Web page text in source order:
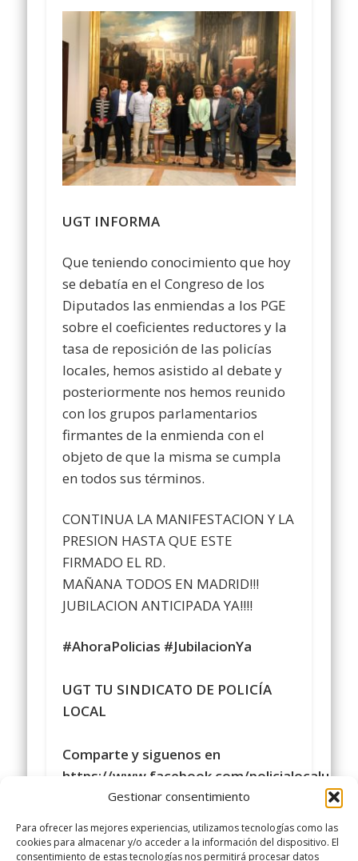
Gestionar consentimiento
Para ofrecer las mejores experiencias, utilizamos tecnologías como las
cookies para almacenar y/o acceder a la información del dispositivo. El
consentimiento de estas tecnologías nos permitirá procesar datos
UGT INFORMA
Que teniendo conocimiento que hoy
se debatía en el Congreso de los
Diputados las enmiendas a los PGE
sobre el coeficientes reductores y la
tasa de reposición de las policías
locales, hemos asistido al debate y
posteriormente nos hemos reunido
con los grupos parlamentarios
firmantes de la enmienda con el
objeto de que la misma se cumpla
en todos sus términos.
CONTINUA LA MANIFESTACION Y LA
PRESION HASTA QUE ESTE
FIRMADO EL RD.
MAÑANA TODOS EN MADRID!!!
JUBILACION ANTICIPADA YA!!!!
#AhoraPolicias #JubilacionYa
UGT TU SINDICATO DE POLICÍA
LOCAL
Comparte y siguenos en
https://www.facebook.com/policialocalugt/
#sindicatopolicialocalugt #UGT